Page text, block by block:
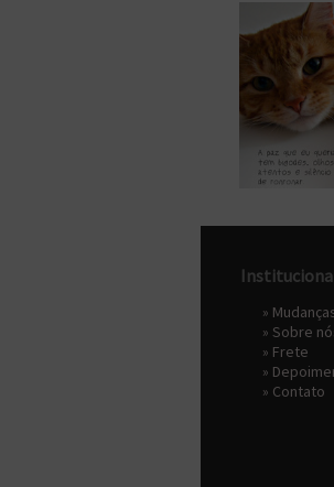
»
» Sobre
» Frete
»
» Contato